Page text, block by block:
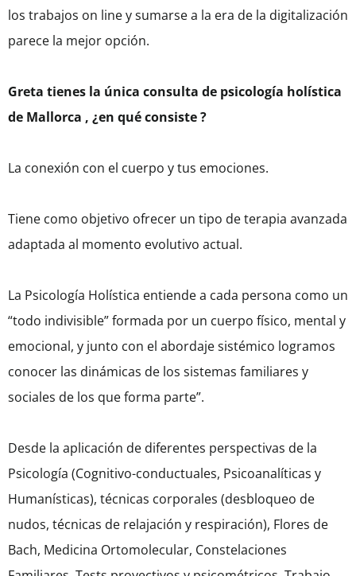
los trabajos on line y sumarse a la era de la digitalización
parece la mejor opción.
Greta tienes la única consulta de psicología holística
de Mallorca , ¿en qué consiste ?
La conexión con el cuerpo y tus emociones.
Tiene como objetivo ofrecer un tipo de terapia avanzada
adaptada al momento evolutivo actual.
La Psicología Holística entiende a cada persona como un
“todo indivisible” formada por un cuerpo físico, mental y
emocional, y junto con el abordaje sistémico logramos
conocer las dinámicas de los sistemas familiares y
sociales de los que forma parte”.
Desde la aplicación de diferentes perspectivas de la
Psicología (Cognitivo-conductuales, Psicoanalíticas y
Humanísticas), técnicas corporales (desbloqueo de
nudos, técnicas de relajación y respiración), Flores de
Bach, Medicina Ortomolecular, Constelaciones